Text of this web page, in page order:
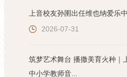
上音校友孙圉出任维也纳爱乐
2026-07-31
筑梦艺术舞台 播撒美育火种｜
中小学教师音...